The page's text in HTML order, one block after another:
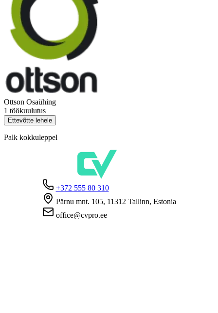
Ottson Osaühing
1 töökuulutus
Ettevõtte lehele
Palk kokkuleppel
+372 555 80 310
Pärnu mnt. 105, 11312 Tallinn, Estonia
office@cvpro.ee